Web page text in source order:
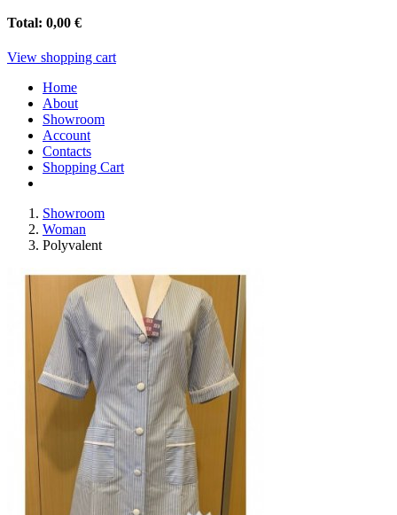
Total: 0,00 €
View shopping cart
Home
About
Showroom
Account
Contacts
Shopping Cart
Showroom
Woman
Polyvalent